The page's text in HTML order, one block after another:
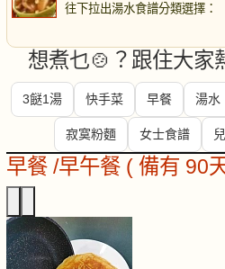
往下拉出湯水食譜分類選擇 ：
想煮乜🍲？跟住大家
3餸1湯 快手菜 早餐 湯水
寂寞粉麵 女士食譜
早餐 /早午餐 ( 備有 90